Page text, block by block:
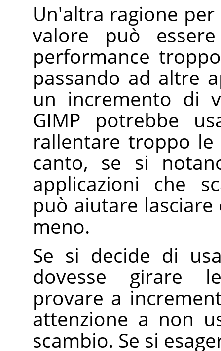
Un'altra ragione
valore può
performance
passando ad altre
un incremento di
GIMP potrebbe
rallentare troppo
canto, se si
applicazioni che
può aiutare
meno.
Se si decide di
dovesse girare
provare a
attenzione a non
scambio. Se si